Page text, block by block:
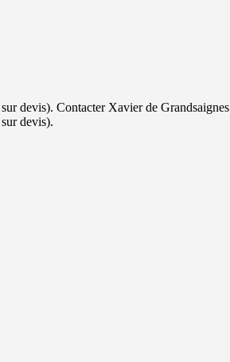
devis). Contacter Xavier de Grandsaignes
devis).